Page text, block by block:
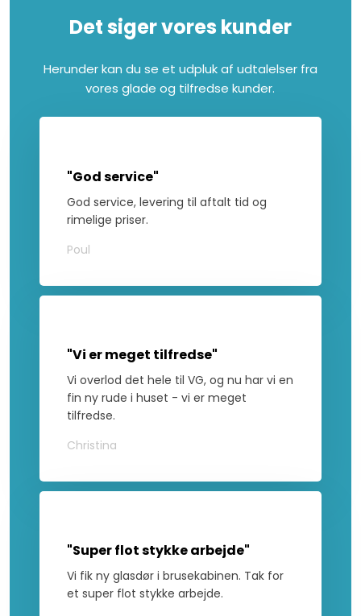
Det siger vores kunder​​
Herunder kan du se et udpluk af udtalelser fra
vores glade og tilfredse kunder.
"God service"
God service, levering til aftalt tid og
rimelige priser.
Poul
"Vi er meget tilfredse"
Vi overlod det hele til VG, og nu har vi en
fin ny rude i huset - vi er meget
tilfredse.
Christina
"Super flot stykke arbejde"
Vi fik ny glasdør i brusekabinen. Tak for
et super flot stykke arbejde.